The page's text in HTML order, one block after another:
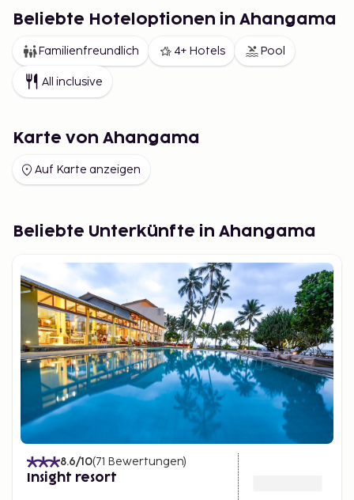
Beliebte Hoteloptionen in Ahangama
Familienfreundlich 4+ Hotels Pool
All inclusive
Karte von Ahangama
Auf Karte anzeigen
Beliebte Unterkünfte in Ahangama
8.6/10(71 Bewertungen)
Insight resort